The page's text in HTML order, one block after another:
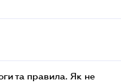
та правила. Як не